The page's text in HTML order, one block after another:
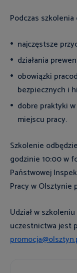
Podczas
najczęstsze
działania
obowiązki
bezpiecznych i
dobre praktyki
miejscu pracy.
Szkolenie
godzinie 10:00 w
Państwowej
Pracy w Olsztynie
Udział w
uczestnictwa jest